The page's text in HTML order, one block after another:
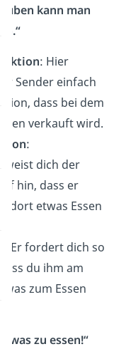
kann man
: Hier
Sender einfach
dass bei dem
verkauft wird.
:
weist dich der
hin, dass er
dort etwas Essen
: Er fordert dich so
du ihm am
zum Essen
was zu essen!“